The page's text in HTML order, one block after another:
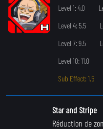
Level 1: 4.0
Level 4: 5.5
Level 7: 9.5
Level 10: 11.0
Sub Effect: 1.5
Star and Stripe
Réduction de